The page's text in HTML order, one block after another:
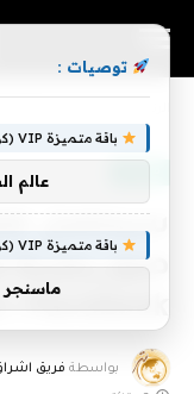
Facebook ، كما يقول التقرير
بواسطة فريق
توصيات :
باقة متميزة VIP (كود: AA86842):
عالم
باقة متميزة VIP (كود: AA26790):
ماسنجر